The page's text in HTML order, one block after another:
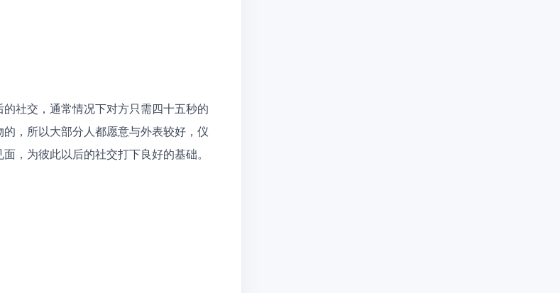
社交，通常情况下对方只需四十五秒的
，所以大部分人都愿意与外表较好，仪
，为彼此以后的社交打下良好的基础。